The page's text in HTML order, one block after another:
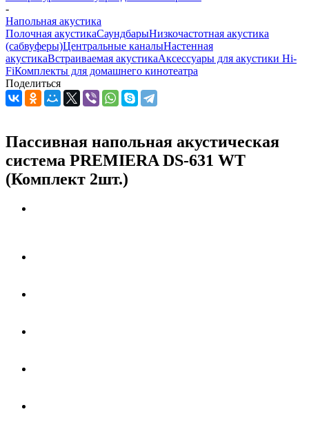
-
Напольная акустика
Полочная акустикаСаундбарыНизкочастотная акустика
(сабвуферы)Центральные каналыНастенная
акустикаВстраиваемая акустикаАксессуары для акустики Hi-
FiКомплекты для домашнего кинотеатра
Поделиться
Пассивная напольная акустическая
система PREMIERA DS-631 WT
(Комплект 2шт.)